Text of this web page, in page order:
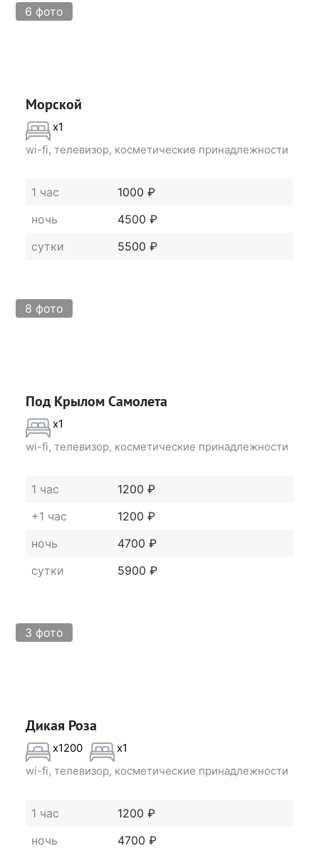
6 фото
Морской
x1
wi-fi, телевизор, косметические принадлежности
1 час
1000 ₽
ночь
4500 ₽
сутки
5500 ₽
8 фото
Под Крылом Самолета
x1
wi-fi, телевизор, косметические принадлежности
1 час
1200 ₽
+1 час
1200 ₽
ночь
4700 ₽
сутки
5900 ₽
3 фото
Дикая Роза
x1200
x1
wi-fi, телевизор, косметические принадлежности
1 час
1200 ₽
ночь
4700 ₽